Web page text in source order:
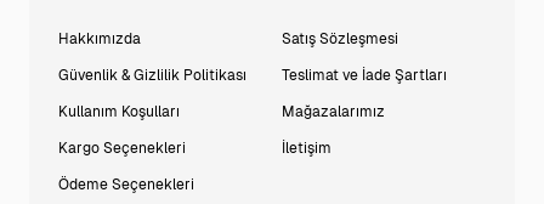
Hakkımızda
Güvenlik & Gizlilik Politikası
Kullanım Koşulları
Kargo Seçenekleri
Ödeme Seçenekleri
Satış Sözleşmesi
Teslimat ve İade Şartları
Mağazalarımız
İletişim